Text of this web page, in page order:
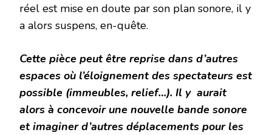
réel est mise en doute par son plan sonore, il y
a alors suspens, en-quête.
Cette pièce peut être reprise dans d’autres
espaces où l’éloignement des spectateurs est
possible (immeubles, relief…). Il y aurait
alors à concevoir une nouvelle bande sonore
et imaginer d’autres déplacements pour les